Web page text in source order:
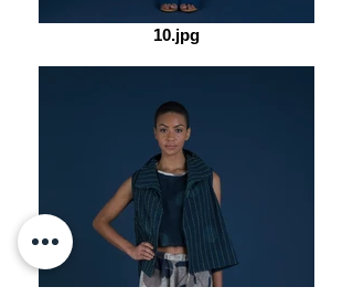
10.jpg